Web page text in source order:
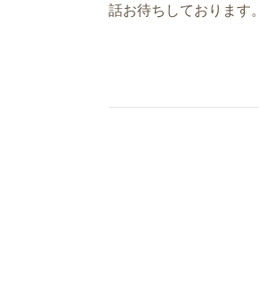
話お待ちしております